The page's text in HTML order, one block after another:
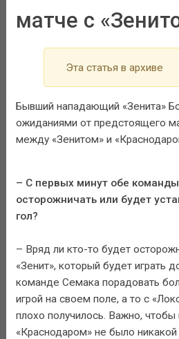
матче с
Эта статья в архиве
Бывший нападающий «Зенита»
ожиданиями от предстоящего
между «Зенитом» и
– С первых минут обе
осторожничать или будет
гол?
– Вряд ли кто-то будет
«Зенит», который будет играть
команде Семака порадовать
игрой на своем поле, а то с
плохо получилось. Важно, чтобы
«Краснодаром» не было